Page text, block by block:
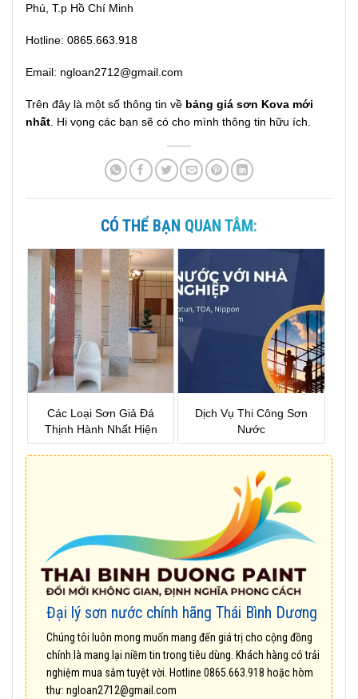
Phú, T.p Hồ Chí Minh
Hotline: 0865.663.918
Email: ngloan2712@gmail.com
Trên đây là một số thông tin về bảng giá sơn Kova mới
nhất. Hi vọng các bạn sẽ có cho mình thông tin hữu ích.
CÓ THỂ BẠN QUAN TÂM:
Các Loại Sơn Giả Đá
Thịnh Hành Nhất Hiện
Nay
Dịch Vụ Thi Công Sơn
Nước
Đại lý sơn nước chính hãng Thái Bình Dương
Chúng tôi luôn mong muốn mang đến giá trị cho cộng đồng
chính là mang lại niềm tin trong tiêu dùng. Khách hàng có trải
nghiệm mua sắm tuyệt vời. Hotline 0865.663.918 hoặc hòm
thư: ngloan2712@gmail.com